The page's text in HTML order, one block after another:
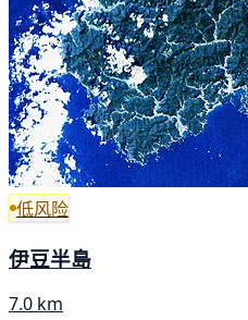
低风险
伊豆半島
7.0 km